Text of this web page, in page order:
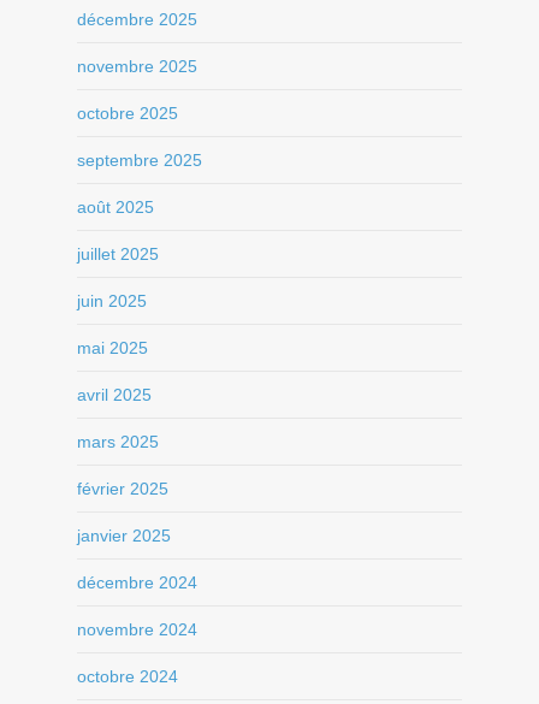
décembre 2025
novembre 2025
octobre 2025
septembre 2025
août 2025
juillet 2025
juin 2025
mai 2025
avril 2025
mars 2025
février 2025
janvier 2025
décembre 2024
novembre 2024
octobre 2024